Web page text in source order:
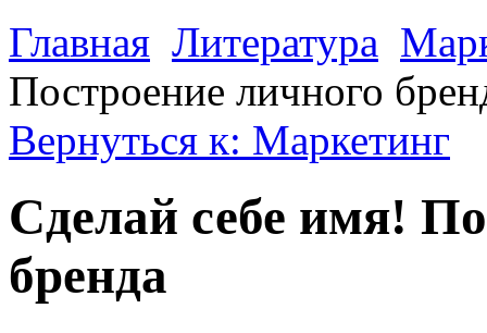
Главная Литература
Построение личного
Вернуться к: Маркетинг
Сделай себе имя!
бренда